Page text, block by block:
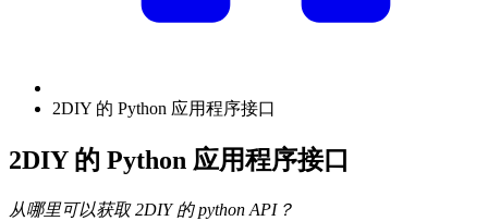
2DIY 的 Python 应用程序接口
2DIY 的 Python 应用程序接口
从哪里可以获取 2DIY 的 python API？